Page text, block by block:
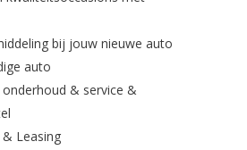
bij jouw nieuwe auto
auto
& service &
& Leasing